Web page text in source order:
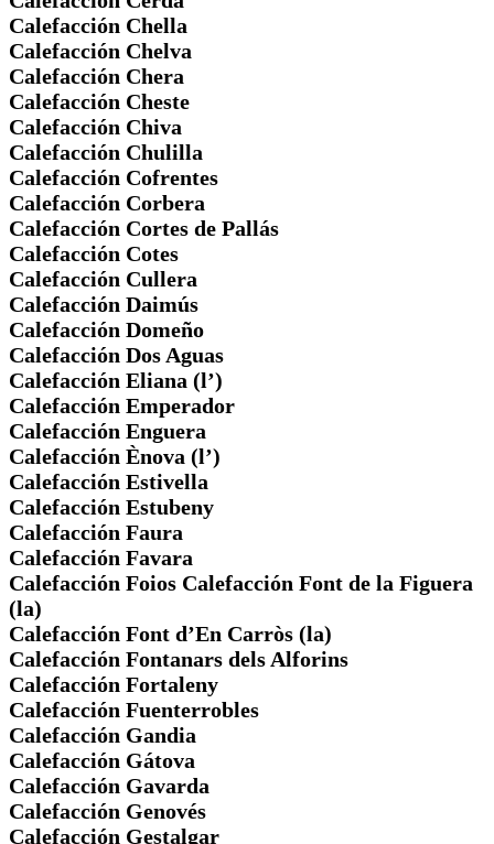
Calefacción Chella
Calefacción Chelva
Calefacción Chera
Calefacción Cheste
Calefacción Chiva
Calefacción Chulilla
Calefacción Cofrentes
Calefacción Corbera
Calefacción Cortes de Pallás
Calefacción Cotes
Calefacción Cullera
Calefacción Daimús
Calefacción Domeño
Calefacción Dos Aguas
Calefacción Eliana (l’)
Calefacción Emperador
Calefacción Enguera
Calefacción Ènova (l’)
Calefacción Estivella
Calefacción Estubeny
Calefacción Faura
Calefacción Favara
Calefacción Foios Calefacción Font de la Figuera
(la)
Calefacción Font d’En Carròs (la)
Calefacción Fontanars dels Alforins
Calefacción Fortaleny
Calefacción Fuenterrobles
Calefacción Gandia
Calefacción Gátova
Calefacción Gavarda
Calefacción Genovés
Calefacción Gestalgar